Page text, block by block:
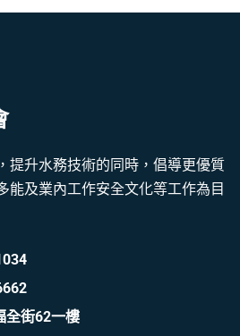
提升水務技術的同時，倡導更優質
能及業內工作安全文化等工作為目
全街62一樓